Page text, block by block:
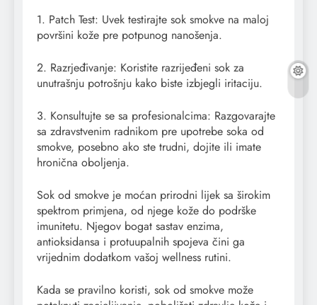
1. Patch Test: Uvek testirajte sok smokve na maloj
površini kože pre potpunog nanošenja.
2. Razrjeđivanje: Koristite razrijeđeni sok za
unutrašnju potrošnju kako biste izbjegli iritaciju.
3. Konsultujte se sa profesionalcima: Razgovarajte
sa zdravstvenim radnikom pre upotrebe soka od
smokve, posebno ako ste trudni, dojite ili imate
hronična oboljenja.
Sok od smokve je moćan prirodni lijek sa širokim
spektrom primjena, od njege kože do podrške
imunitetu. Njegov bogat sastav enzima,
antioksidansa i protuupalnih spojeva čini ga
vrijednim dodatkom vašoj wellness rutini.
Kada se pravilno koristi, sok od smokve može